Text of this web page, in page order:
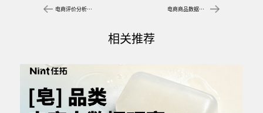
电商评价分析：品牌口碑管理与产品优化全指南 电商商品数据哪里查？品牌方如何用数据做选品与爆款追踪
相关推荐